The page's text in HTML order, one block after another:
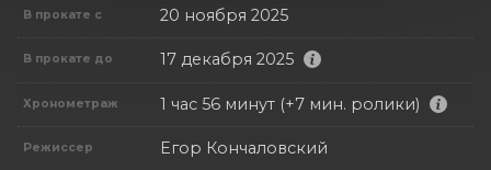
В прокате с 20 ноября 2025
В прокате до 17 декабря 2025
Хронометраж 1 час 56 минут (+7 мин. ролики)
Режиссер Егор Кончаловский